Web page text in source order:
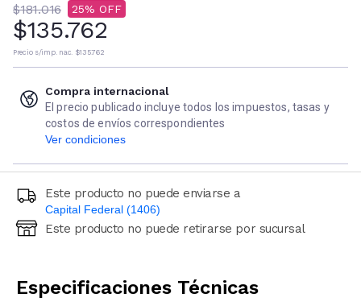
$181.016 25
$135.762
Precio s/imp. nac. $135.762
Compra internacional
El precio publicado incluye todos los impuestos, tasas y
costos de envíos correspondientes
Ver condiciones
Este producto no puede enviarse a
Capital Federal (1406)
Ingresá código postal (sólo números)
Este producto no puede retirarse por sucursal
Especificaciones Técnicas